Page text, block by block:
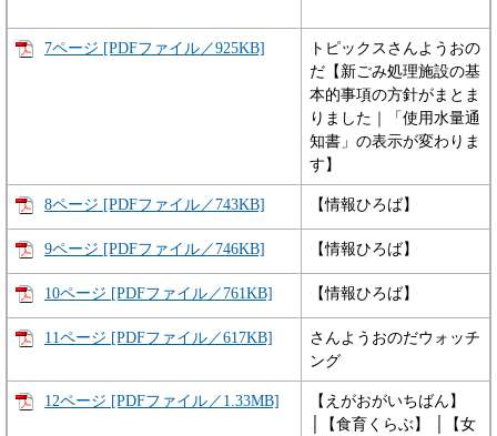
7ページ [PDFファイル／925KB]
トピックスさんようおの
だ【新ごみ処理施設の基
本的事項の方針がまとま
りました｜「使用水量通
知書」の表示が変わりま
す】
8ページ [PDFファイル／743KB] 【情報ひろば】
9ページ [PDFファイル／746KB] 【情報ひろば】
10ページ [PDFファイル／761KB] 【情報ひろば】
11ページ [PDFファイル／617KB]
さんようおのだウォッチ
ング
12ページ [PDFファイル／1.33MB]
【えがおがいちばん】
│【食育くらぶ】 │【女